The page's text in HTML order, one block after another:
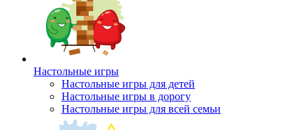
Настольные игры
Настольные игры для детей
Настольные игры в дорогу
Настольные игры для всей семьи